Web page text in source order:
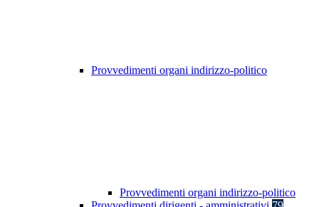
Provvedimenti organi indirizzo-politico
Provvedimenti organi indirizzo-politico